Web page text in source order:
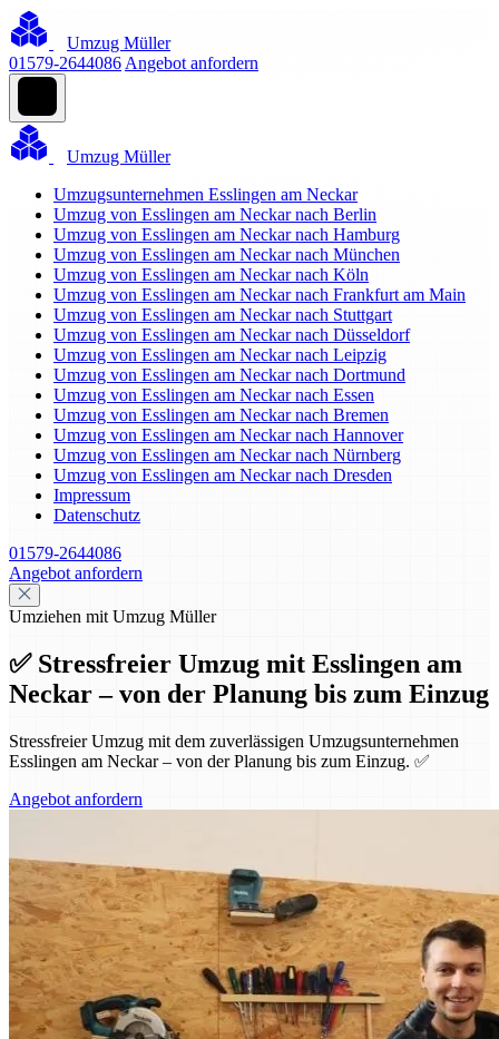
Umzug Müller
01579-2644086 Angebot anfordern
Umzug Müller
Umzugsunternehmen Esslingen am Neckar
Umzug von Esslingen am Neckar nach Berlin
Umzug von Esslingen am Neckar nach Hamburg
Umzug von Esslingen am Neckar nach München
Umzug von Esslingen am Neckar nach Köln
Umzug von Esslingen am Neckar nach Frankfurt am Main
Umzug von Esslingen am Neckar nach Stuttgart
Umzug von Esslingen am Neckar nach Düsseldorf
Umzug von Esslingen am Neckar nach Leipzig
Umzug von Esslingen am Neckar nach Dortmund
Umzug von Esslingen am Neckar nach Essen
Umzug von Esslingen am Neckar nach Bremen
Umzug von Esslingen am Neckar nach Hannover
Umzug von Esslingen am Neckar nach Nürnberg
Umzug von Esslingen am Neckar nach Dresden
Impressum
Datenschutz
01579-2644086
Angebot anfordern
Umziehen mit Umzug Müller
✅ Stressfreier Umzug mit Esslingen am
Neckar – von der Planung bis zum Einzug
Stressfreier Umzug mit dem zuverlässigen Umzugsunternehmen
Esslingen am Neckar – von der Planung bis zum Einzug. ✅
Angebot anfordern